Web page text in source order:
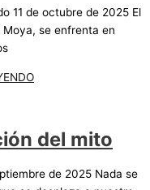
11 de octubre de 2025 El
se enfrenta en
del mito
de 2025 Nada se